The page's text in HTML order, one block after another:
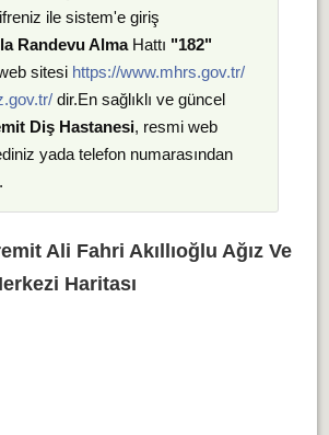
ile sistem'e giriş
Randevu AlmaHattı "182"
sitesi https://www.mhrs.gov.tr/
dir.En sağlıklı ve güncel
Diş Hastanesi, resmi web
yada telefon numarasından
Ali Fahri Akıllıoğlu Ağız Ve
Haritası